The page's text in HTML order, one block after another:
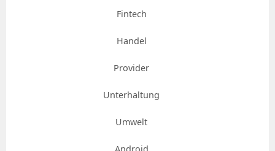
Fintech
Handel
Provider
Unterhaltung
Umwelt